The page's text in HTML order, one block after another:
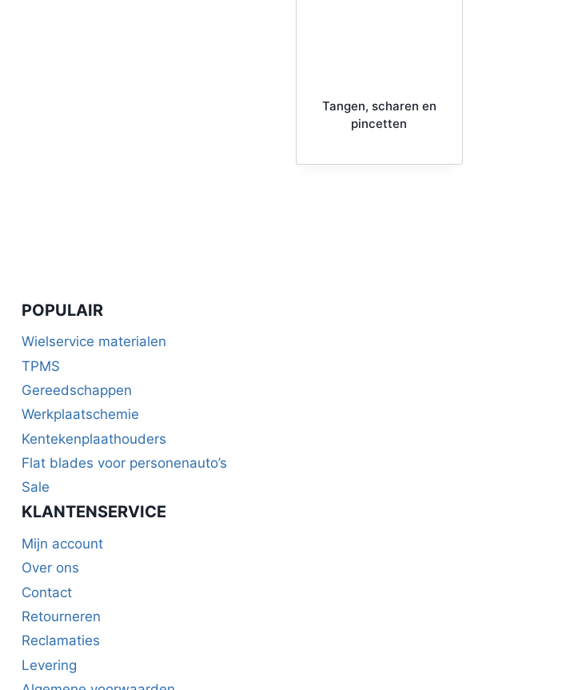
Tangen, scharen en
pincetten
POPULAIR
Wielservice materialen
TPMS
Gereedschappen
Werkplaatschemie
Kentekenplaathouders
Flat blades voor personenauto’s
Sale
KLANTENSERVICE
Mijn account
Over ons
Contact
Retourneren
Reclamaties
Levering